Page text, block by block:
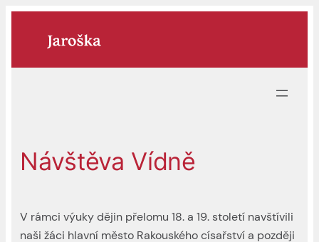
Návštěva Vídně
V rámci výuky dějin přelomu 18. a 19. století navštívili
naši žáci hlavní město Rakouského císařství a později